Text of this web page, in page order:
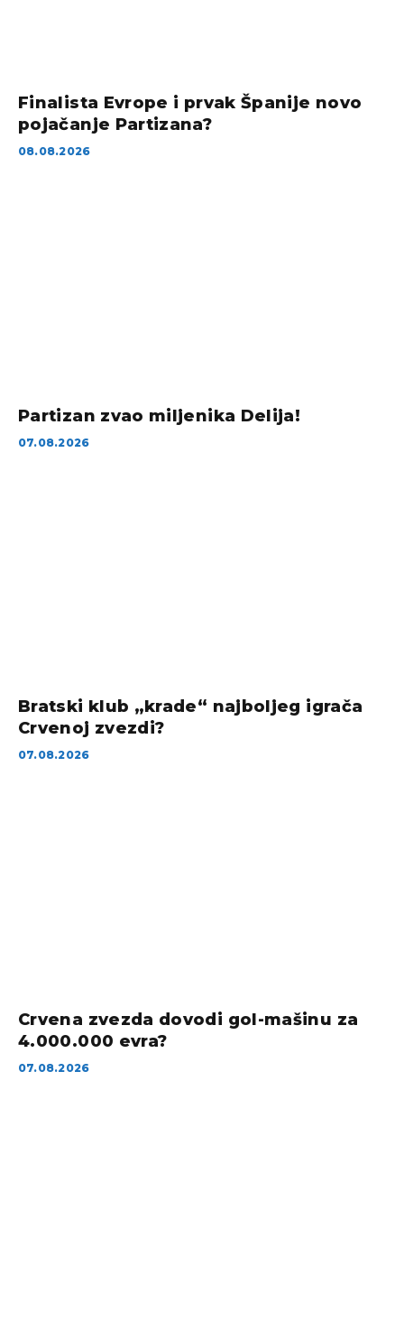
Finalista Evrope i prvak Španije novo
pojačanje Partizana?
08.08.2026
Partizan zvao miljenika Delija!
07.08.2026
Bratski klub „krade“ najboljeg igrača
Crvenoj zvezdi?
07.08.2026
Crvena zvezda dovodi gol-mašinu za
4.000.000 evra?
07.08.2026